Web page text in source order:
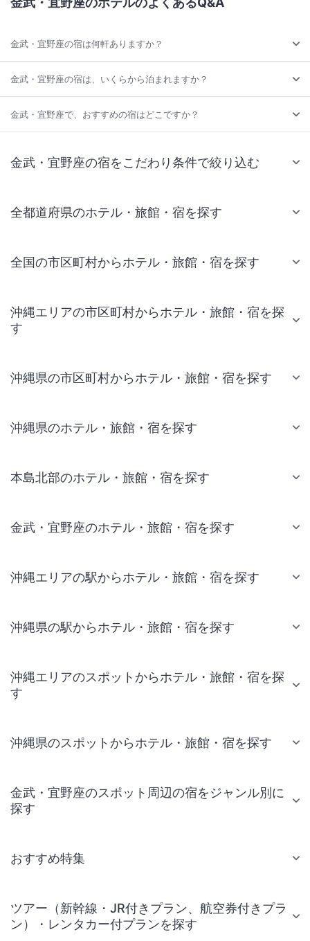
金武・宜野座の宿は何軒ありますか？
金武・宜野座の宿は、いくらから泊まれますか？
金武・宜野座で、おすすめの宿はどこですか？
金武・宜野座の宿をこだわり条件で絞り込む
全都道府県のホテル・旅館・宿を探す
全国の市区町村からホテル・旅館・宿を探す
沖縄エリアの市区町村からホテル・旅館・宿を探
す
沖縄県の市区町村からホテル・旅館・宿を探す
沖縄県のホテル・旅館・宿を探す
本島北部のホテル・旅館・宿を探す
金武・宜野座のホテル・旅館・宿を探す
沖縄エリアの駅からホテル・旅館・宿を探す
沖縄県の駅からホテル・旅館・宿を探す
沖縄エリアのスポットからホテル・旅館・宿を探
す
沖縄県のスポットからホテル・旅館・宿を探す
金武・宜野座のスポット周辺の宿をジャンル別に
探す
おすすめ特集
ツアー（新幹線・JR付きプラン、航空券付きプラ
ン）・レンタカー付プランを探す